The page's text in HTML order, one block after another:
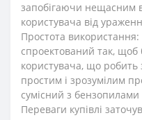
запобігаючи нещасним
користувача від
Простота
спроектований так, щоб
користувача, що робить
простим і зрозумілим
сумісний з бензопилами
Переваги купівлі